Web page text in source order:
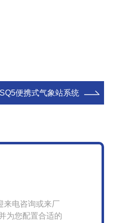
便携式气象站系统
来电咨询或来厂
为您配置合适的